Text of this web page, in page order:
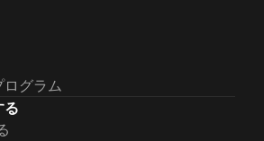
ログラム
る